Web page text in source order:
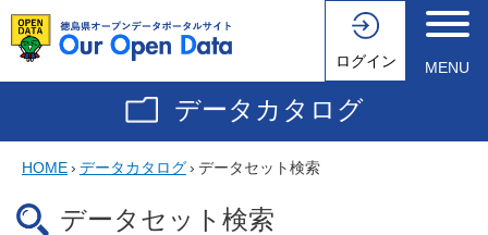
ログイン MENU
データカタログ
HOME› データカタログ› データセット検索
データセット検索